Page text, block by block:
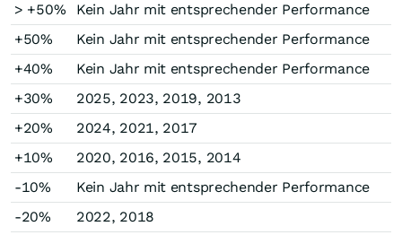
> +50%
Kein Jahr mit entsprechender Performance
+50%
Kein Jahr mit entsprechender Performance
+40%
Kein Jahr mit entsprechender Performance
+30%
2025, 2023, 2019, 2013
+20%
2024, 2021, 2017
+10%
2020, 2016, 2015, 2014
-10%
Kein Jahr mit entsprechender Performance
-20%
2022, 2018